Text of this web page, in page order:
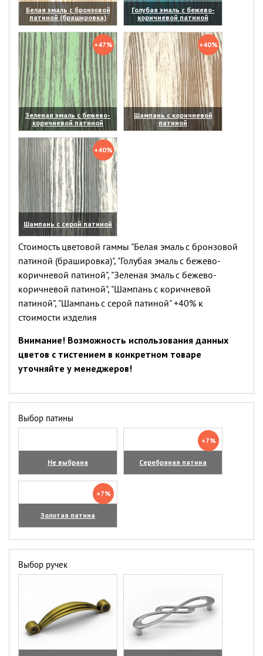
Белая эмаль с бронзовой
патиной (брашировка)
(увеличить)
Голубая эмаль с бежево-
коричневой патиной
(увеличить)
+47%
Зеленая эмаль с бежево-
коричневой патиной
(увеличить)
+40%
Шампань с коричневой
патиной
(увеличить)
+40%
Шампань с серой патиной
(увеличить)
Стоимость цветовой гаммы "Белая эмаль с бронзовой
патиной (брашировка)", "Голубая эмаль с бежево-
коричневой патиной", "Зеленая эмаль с бежево-
коричневой патиной", "Шампань с коричневой
патиной", "Шампань с серой патиной" +40% к
стоимости изделия
Внимание! Возможность использования данных
цветов с тистением в конкретном товаре
уточняйте у менеджеров!
Выбор патины
Не выбрана Серебряная патина
+7%
Золотая патина
+7%
Выбор ручек